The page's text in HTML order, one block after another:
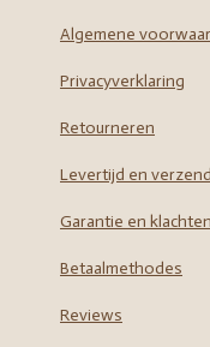
o
k
g
a
Algemene
Privacyverklaring
Retourneren
Levertijd en
Garantie en klachten
Betaalmethodes
Reviews